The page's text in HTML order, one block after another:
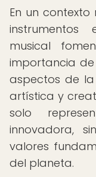
En un
instrumentos
musical
importancia
aspectos de la
artística y
solo
innovadora,
valores
del planeta.